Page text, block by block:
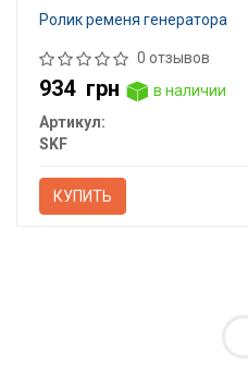
Ролик ременя генератора
0 отзывов
934 грн
в наличии
Артикул:
SKF
КУПИТЬ